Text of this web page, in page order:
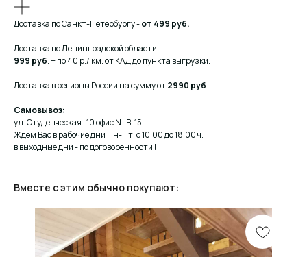
Доставка по Санкт-Петербургу -от 499 руб.
Доставка по Ленинградской области:
999 руб. + по 40 р./ км. от КАД до пункта выгрузки.
Доставка в регионы России на сумму от2990 руб.
Самовывоз:
ул. Студенческая -10 офис N -В-15
Ждем Вас в рабочие дни Пн-Пт: с 10.00 до 18.00 ч.
в выходные дни - по договоренности !
Вместе с этим обычно покупают: